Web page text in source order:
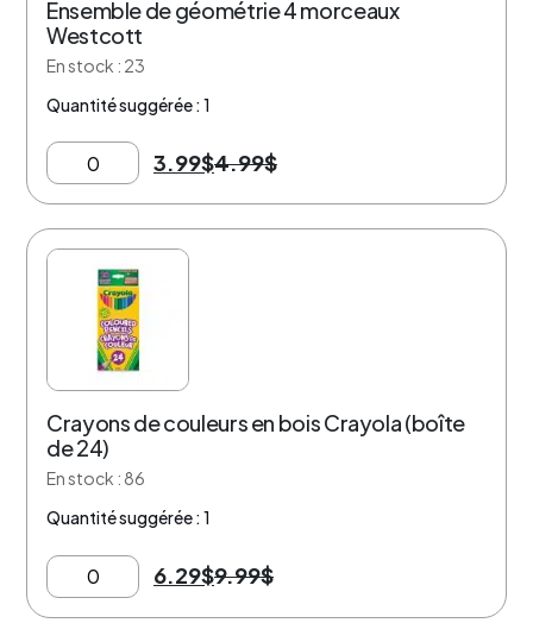
Ensemble de géométrie 4 morceaux
Westcott
En stock : 23
Quantité suggérée : 1
3.99$4.99$
37% de rabais
Crayons de couleurs en bois Crayola (boîte
de 24)
En stock : 86
Quantité suggérée : 1
6.29$9.99$